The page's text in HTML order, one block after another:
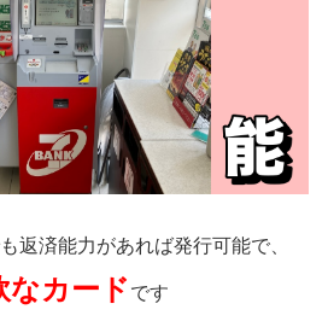
返済能力があれば発行可能で、
なカード です